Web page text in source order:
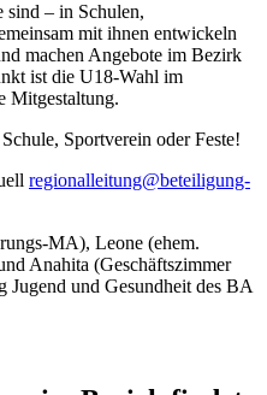
sind – in Schulen,
mit ihnen entwickeln
machen Angebote im Bezirk
ist die U18-Wahl im
Mitgestaltung.
Sportverein oder Feste!
regionalleitung@beteiligung-
MA), Leone (ehem.
Anahita (Geschäftszimmer
Jugend und Gesundheit des BA